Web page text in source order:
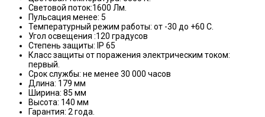
Световой поток:1600 Лм.
Пульсация менее: 5
Температурный режим работы: от -30 до +60 С.
Угол освещения :120 градусов
Степень защиты: IP 65
Класс защиты от поражения электрическим током:
первый.
Срок службы: не менее 30 000 часов
Длина: 179 мм
Ширина: 85 мм
Высота: 140 мм
Гарантия: 2 года.